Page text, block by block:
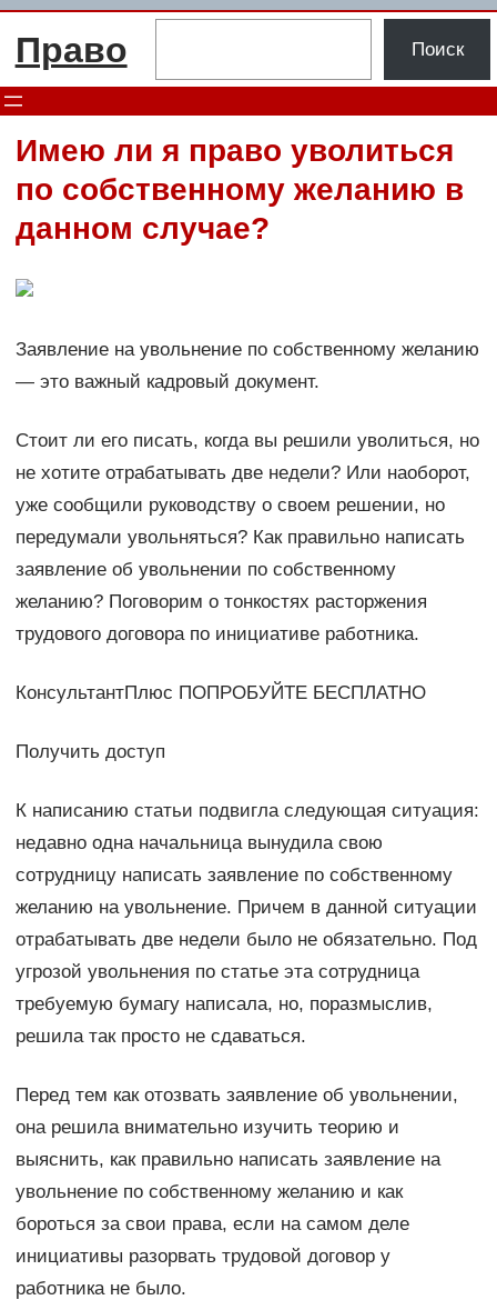
Перейти
Право Поиск
Имею ли я право уволиться
по собственному желанию в
данном случае?
Заявление на увольнение по собственному желанию
— это важный кадровый документ.
Стоит ли его писать, когда вы решили уволиться, но
не хотите отрабатывать две недели? Или наоборот,
уже сообщили руководству о своем решении, но
передумали увольняться? Как правильно написать
заявление об увольнении по собственному
желанию? Поговорим о тонкостях расторжения
трудового договора по инициативе работника.
КонсультантПлюс ПОПРОБУЙТЕ БЕСПЛАТНО
Получить доступ
К написанию статьи подвигла следующая ситуация:
недавно одна начальница вынудила свою
сотрудницу написать заявление по собственному
желанию на увольнение. Причем в данной ситуации
отрабатывать две недели было не обязательно. Под
угрозой увольнения по статье эта сотрудница
требуемую бумагу написала, но, поразмыслив,
решила так просто не сдаваться.
Перед тем как отозвать заявление об увольнении,
она решила внимательно изучить теорию и
выяснить, как правильно написать заявление на
увольнение по собственному желанию и как
бороться за свои права, если на самом деле
инициативы разорвать трудовой договор у
работника не было.